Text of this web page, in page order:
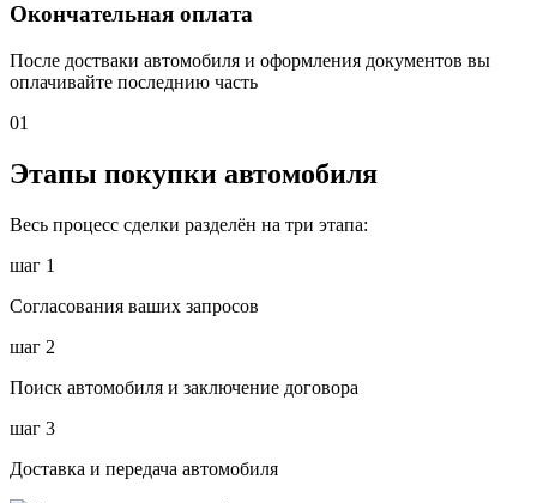
Окончательная оплата
После достваки автомобиля и оформления документов вы
оплачивайте последнию часть
01
Этапы покупки автомобиля
Весь процесс сделки разделён на три этапа:
шаг 1
Согласования ваших запросов
шаг 2
Поиск автомобиля и заключение договора
шаг 3
Доставка и передача автомобиля